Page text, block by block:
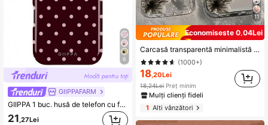
6
GIIPPAFARM
GIIPPA 1 buc. husă de telefon cu fundal bordo și model cu buline roz, pentru Phone 17 Pro Max, compatibilă cu Phone 16 Pro Max, 15 Pro Max, 14 Pro Max, stil coreean, de modă, elegantă și amuzantă, compatibilă cu 11/12/13/14/15/75 Pro Max Plus, design elegant potrivit pentru bărbați și femei, cadou perfect pentru iubită
21 ,27Lei
11
Economisește 0,04Lei
Carcasă transparentă minimalistă cu model floral, cu protecție pentru lentile, anti-cădere, potrivită pentru iPhone 16 Pro Max, 17/16/15/14 Plus, 13/12/11, Air
(1000+)
18 ,20Lei
18,24Lei Preț minim
Mulți clienți fideli
1Alți vânzători